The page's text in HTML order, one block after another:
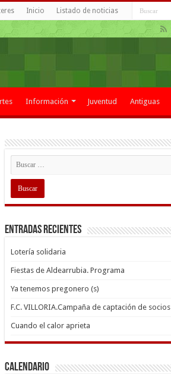
Inicio Listado de noticias
Información Juventud Antiguas
Entradas recientes
Lotería solidaria
Fiestas de Aldearrubia. Programa
Ya tenemos pregonero (s)
F.C. VILLORIA.Campaña de captación de socios
Cuando el calor aprieta
Calendario